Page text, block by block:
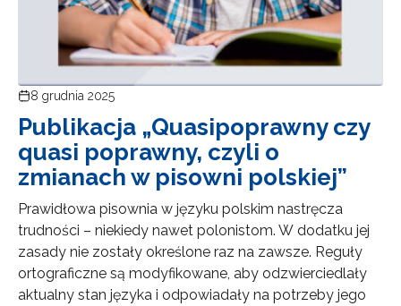
8 grudnia 2025
Publikacja „Quasipoprawny czy
quasi poprawny, czyli o
zmianach w pisowni polskiej”
Prawidłowa pisownia w języku polskim nastręcza
trudności – niekiedy nawet polonistom. W dodatku jej
zasady nie zostały określone raz na zawsze. Reguły
ortograficzne są modyfikowane, aby odzwierciedlały
aktualny stan języka i odpowiadały na potrzeby jego